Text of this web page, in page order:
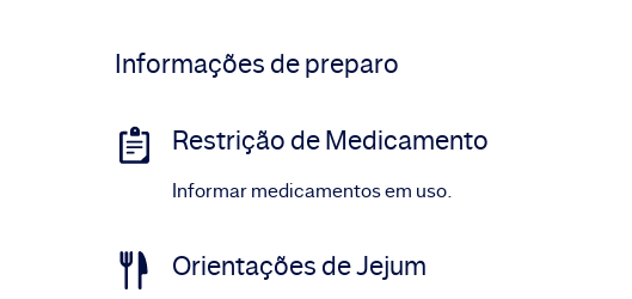
Informações de preparo
Restrição de Medicamento
Informar medicamentos em uso.
Orientações de Jejum